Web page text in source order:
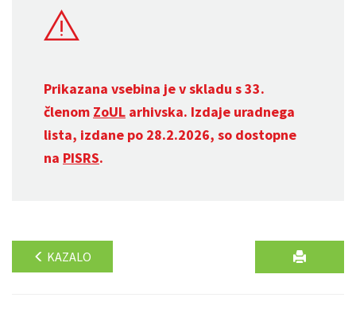
Prikazana vsebina je v skladu s 33.
členom ZoUL arhivska. Izdaje uradnega
lista, izdane po 28.2.2026, so dostopne
na PISRS.
KAZALO